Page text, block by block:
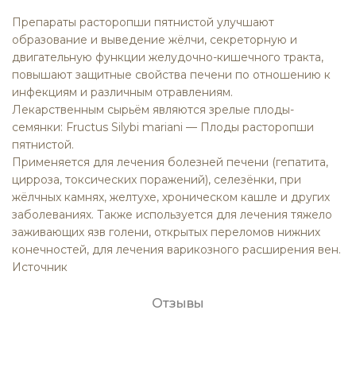
Препараты расторопши пятнистой улучшают
образование и выведение жёлчи, секреторную и
двигательную функции желудочно-кишечного тракта,
повышают защитные свойства печени по отношению к
инфекциям и различным отравлениям.
Лекарственным сырьём являются зрелые плоды-
семянки: Fructus Silybi mariani — Плоды расторопши
пятнистой.
Применяется для лечения болезней печени (гепатита,
цирроза, токсических поражений), селезёнки, при
жёлчных камнях, желтухе, хроническом кашле и других
заболеваниях. Также используется для лечения тяжело
заживающих язв голени, открытых переломов нижних
конечностей, для лечения варикозного расширения вен.
Источник
Отзывы